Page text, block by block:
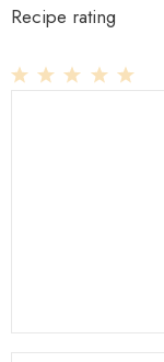
Recipe rating